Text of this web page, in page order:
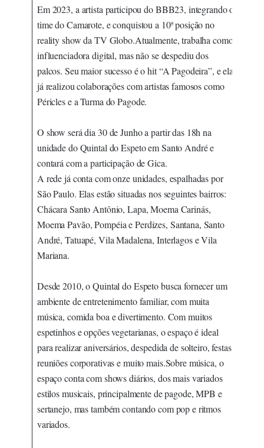
Em 2023, a artista participou do BBB23, integrando o
time do Camarote, e conquistou a 10ª posição no
reality show da TV Globo.Atualmente, trabalha como
influenciadora digital, mas não se despediu dos
palcos. Seu maior sucesso é o hit “A Pagodeira”, e ela
já realizou colaborações com artistas famosos como
Péricles e a Turma do Pagode.
O show será dia 30 de Junho a partir das 18h na
unidade do Quintal do Espeto em Santo André e
contará com a participação de Gica.
A rede já conta com onze unidades, espalhadas por
São Paulo. Elas estão situadas nos seguintes bairros:
Chácara Santo Antônio, Lapa, Moema Carinás,
Moema Pavão, Pompéia e Perdizes, Santana, Santo
André, Tatuapé, Vila Madalena, Interlagos e Vila
Mariana.
Desde 2010, o Quintal do Espeto busca fornecer um
ambiente de entretenimento familiar, com muita
música, comida boa e divertimento. Com muitos
espetinhos e opções vegetarianas, o espaço é ideal
para realizar aniversários, despedida de solteiro, festas,
reuniões corporativas e muito mais.Sobre música, o
espaço conta com shows diários, dos mais variados
estilos musicais, principalmente de pagode, MPB e
sertanejo, mas também contando com pop e ritmos
variados.